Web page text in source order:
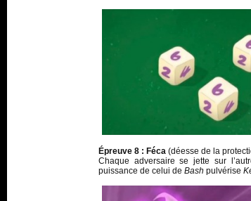
Épreuve 8 : Féca (déesse de la
Chaque adversaire se jette sur
puissance de celui de Bash pulvérise